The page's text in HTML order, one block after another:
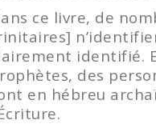
ce livre, de
identifié.
des
en hébreu